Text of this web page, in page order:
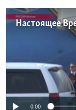
Настоящее
No media
0:00